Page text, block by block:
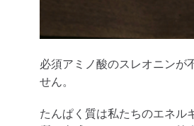
必須アミノ酸のスレオニンが
せん。
たんぱく質は私たちのエネル